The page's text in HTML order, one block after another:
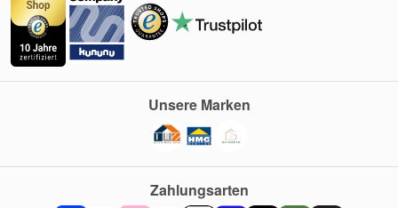
Zahlungsarten
Unsere Marken